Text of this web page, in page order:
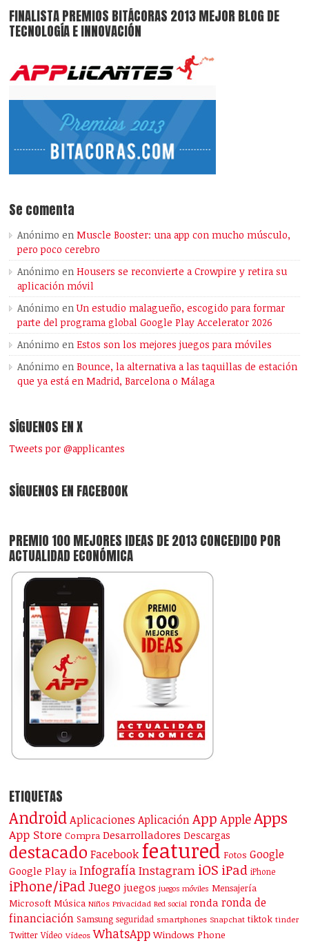
FINALISTA PREMIOS BITÁCORAS 2013 MEJOR BLOG DE
TECNOLOGÍA E INNOVACIÓN
Se comenta
Anónimo enMuscle Booster: una app con mucho músculo,
pero poco cerebro
Anónimo enHousers se reconvierte a Crowpire y retira su
aplicación móvil
Anónimo enUn estudio malagueño, escogido para formar
parte del programa global Google Play Accelerator 2026
Anónimo enEstos son los mejores juegos para móviles
Anónimo enBounce, la alternativa a las taquillas de estación
que ya está en Madrid, Barcelona o Málaga
SÍGUENOS EN X
Tweets por @applicantes
SÍGUENOS EN FACEBOOK
PREMIO 100 MEJORES IDEAS DE 2013 CONCEDIDO POR
ACTUALIDAD ECONÓMICA
ETIQUETAS
Android Aplicaciones Aplicación App AppleApps
App Store Compra Desarrolladores Descargas
destacado Facebook featured Fotos Google
Google Play ia InfografíaInstagram iOS iPad iPhone
iPhone/iPad Juego juegos juegos móviles Mensajería
Microsoft Música Niños Privacidad Red social ronda ronda de
financiación Samsung seguridad smartphones Snapchat tiktok tinder
Twitter Vídeo Vídeos WhatsApp Windows Phone